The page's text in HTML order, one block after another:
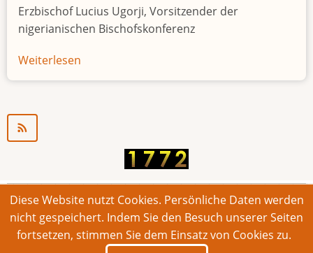
Erzbischof Lucius Ugorji, Vorsitzender der
nigerianischen Bischofskonferenz
Weiterlesen
Jugendarbeitslosigkeit
© 2026 Bonner Aufruf. Alle Rechte vorbehalten.
Footer
Impressum Kontakt Intern
Diese Website nutzt Cookies. Persönliche Daten werden
nicht gespeichert. Indem Sie den Besuch unserer Seiten
fortsetzen, stimmen Sie dem Einsatz von Cookies zu.